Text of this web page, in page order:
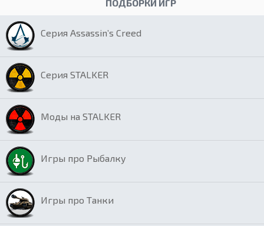
ПОДБОРКИ ИГР
Серия Assassin’s Creed
Серия STALKER
Моды на STALKER
Игры про Рыбалку
Игры про Танки